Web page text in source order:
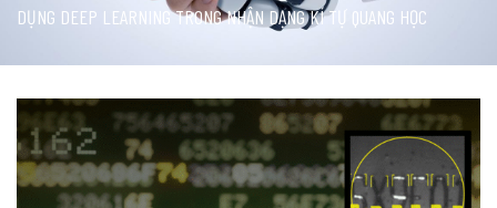
DỤNG DEEP LEARNING TRONG NHẬN DẠNG KÍ TỰ QUANG HỌC